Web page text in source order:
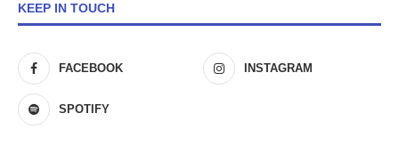
KEEP IN TOUCH
FACEBOOK INSTAGRAM
SPOTIFY